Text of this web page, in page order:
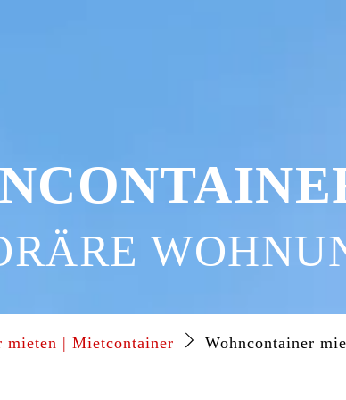
mieten | Mietcontainer Wohncontainer